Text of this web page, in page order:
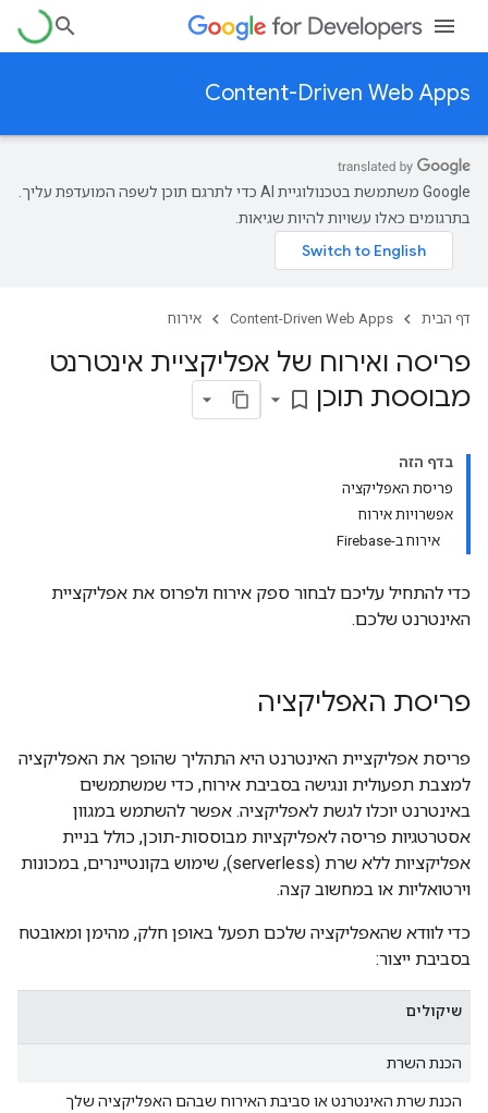
Content-Driven Web Apps
‫Google משתמשת בטכנולוגיית AI כדי לתרגם תוכן לשפה המועדפת עליך.
בתרגומים כאלו עשויות להיות שגיאות.
דף הבית Content-Driven Web Apps אירוח
פריסה ואירוח של אפליקציית אינטרנט
מבוססת תוכן bookmark_border
בדף הזה
פריסת האפליקציה
אפשרויות אירוח
אירוח ב-Firebase
כדי להתחיל עליכם לבחור ספק אירוח ולפרוס את אפליקציית
האינטרנט שלכם.
פריסת האפליקציה
פריסת אפליקציית האינטרנט היא התהליך שהופך את האפליקציה
למצבת תפעולית ונגישה בסביבת אירוח, כדי שמשתמשים
באינטרנט יוכלו לגשת לאפליקציה. אפשר להשתמש במגוון
אסטרטגיות פריסה לאפליקציות מבוססות-תוכן, כולל בניית
אפליקציות ללא שרת (serverless), שימוש בקונטיינרים, במכונות
וירטואליות או במחשוב קצה.
כדי לוודא שהאפליקציה שלכם תפעל באופן חלק, מהימן ומאובטח
בסביבת ייצור:
שיקולים
הכנת השרת
הכנת שרת האינטרנט או סביבת האירוח שבהם האפליקציה שלך